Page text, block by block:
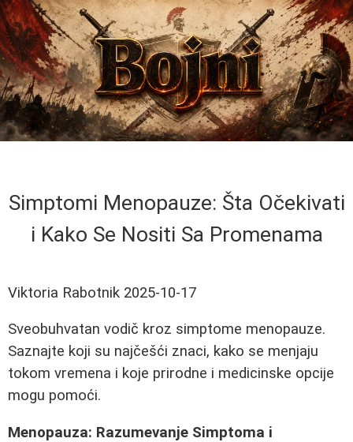
Simptomi Menopauze: Šta Očekivati
i Kako Se Nositi Sa Promenama
Viktoria Rabotnik 2025-10-17
Sveobuhvatan vodič kroz simptome menopauze.
Saznajte koji su najčešći znaci, kako se menjaju
tokom vremena i koje prirodne i medicinske opcije
mogu pomoći.
Menopauza: Razumevanje Simptoma i